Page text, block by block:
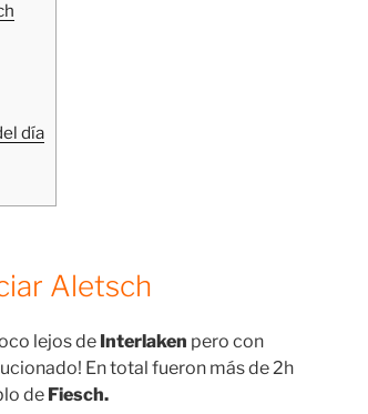
día
Aletsch
lejos de Interlaken pero con
En total fueron más de 2h
de Fiesch.